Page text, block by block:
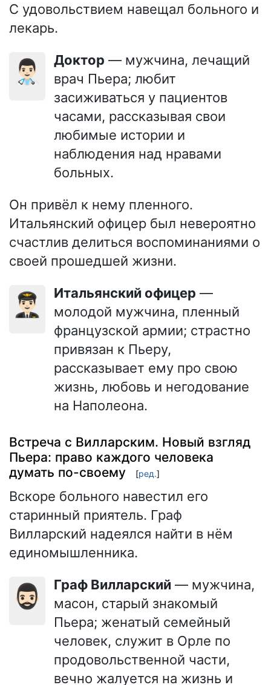
С удовольствием навещал больного и
лекарь.
👨🏻‍⚕️ Доктор — мужчина, лечащий
врач Пьера; любит
засиживаться у пациентов
часами, рассказывая свои
любимые истории и
наблюдения над нравами
больных.
Он привёл к нему пленного.
Итальянский офицер был невероятно
счастлив делиться воспоминаниями о
своей прошедшей жизни.
👨🏻‍✈️ Итальянский офицер —
молодой мужчина, пленный
французской армии; страстно
привязан к Пьеру,
рассказывает ему про свою
жизнь, любовь и негодование
на Наполеона.
Встреча с Вилларским. Новый взгляд
Пьера: право каждого человека
думать по-своему
[ред.]
Вскоре больного навестил его
старинный приятель. Граф
Вилларский надеялся найти в нём
единомышленника.
🧔🏻‍♂️ Граф Вилларский — мужчина,
масон, старый знакомый
Пьера; женатый семейный
человек, служит в Орле по
продовольственной части,
вечно жалуется на жизнь и